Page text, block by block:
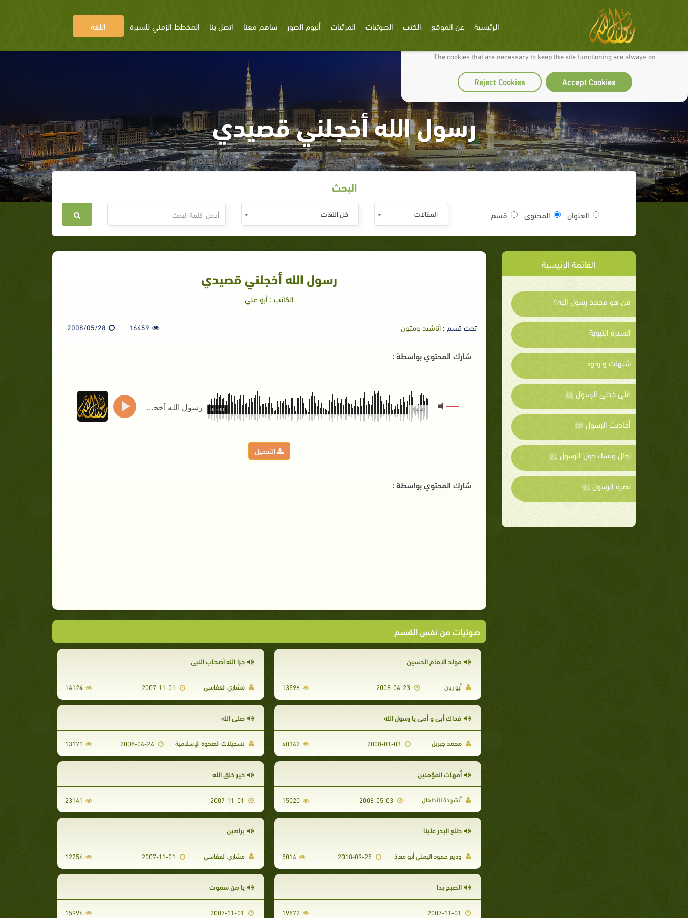
We use cookies to make our site work well for you and so we can continually improve it.
The cookies that are necessary to keep the site functioning are always on
Accept Cookies
Reject Cookies
الرئيسية عن الموقع الكتب الصوتيات المرئيات ألبوم الصور ساهم معنا اتصل بنا المخطط الزمني للسيرة اللغة
رسول الله أخجلني قصيدي
البحث
العنوان المحتوى قسم المقالات كل اللغات
القائمة الرئيسية
من هو محمد رسول الله؟
السيرة النبوية
شبهات و ردود
على خطى الرسول ﷺ
أحاديث الرسول ﷺ
رجال ونساء حول الرسول ﷺ
نصرة الرسول ﷺ
رسول الله أخجلني قصيدي
الكاتب : أبو علي
تحت قسم :أناشيد ومتون 16459
2008/05/28
شارك المحتوي بواسطة :
رسول الله أخجلني قصيدي 04:41
00:00
التحميل
شارك المحتوي بواسطة :
صوتيات من نفس القسم
مولد الإمام الحسين
أبو ريان 13596
جزا الله أصحاب النبي
مشاري العفاسي 14124
فداك أبي و أمي يا رسول الله
محمد جبريل 2008-01-03
40342
صلى الله
تسجيلات الصحوة الإسلامية 13171
أمهات المؤمنين
أنشودة للأطفال 15020
خير خلق الله
23141
طلع البدر علينا
وديع حمود اليمني أبو معاذ 5014
براهين
مشاري العفاسي 12256
الصبح بدا
19872
يا من سموت
15996